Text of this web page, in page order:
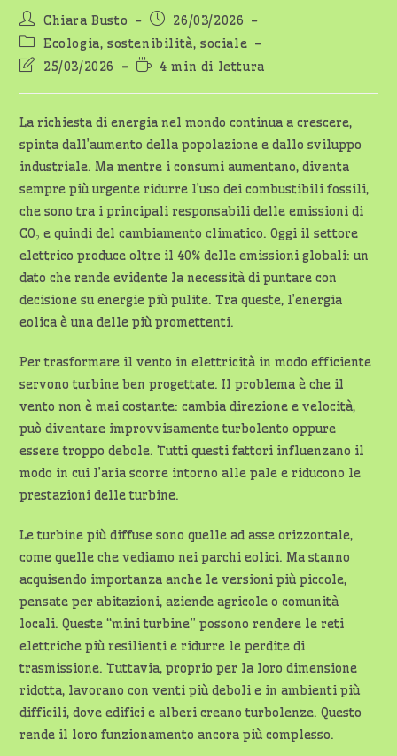
Autore
dell'articolo:
Chiara Busto
Articolo
pubblicato:
26/03/2026
Categoria
dell'articolo:
Ecologia, sostenibilità, sociale
Ultima
dell'articolo:
25/03/2026
Tempo
lettura:
4 min di lettura
La richiesta di energia nel mondo continua a crescere,
spinta dall’aumento della popolazione e dallo sviluppo
industriale. Ma mentre i consumi aumentano, diventa
sempre più urgente ridurre l’uso dei combustibili fossili,
che sono tra i principali responsabili delle emissioni di
CO₂ e quindi del cambiamento climatico. Oggi il settore
elettrico produce oltre il 40% delle emissioni globali: un
dato che rende evidente la necessità di puntare con
decisione su energie più pulite. Tra queste, l’energia
eolica è una delle più promettenti.
Per trasformare il vento in elettricità in modo efficiente
servono turbine ben progettate. Il problema è che il
vento non è mai costante: cambia direzione e velocità,
può diventare improvvisamente turbolento oppure
essere troppo debole. Tutti questi fattori influenzano il
modo in cui l’aria scorre intorno alle pale e riducono le
prestazioni delle turbine.
Le turbine più diffuse sono quelle ad asse orizzontale,
come quelle che vediamo nei parchi eolici. Ma stanno
acquisendo importanza anche le versioni più piccole,
pensate per abitazioni, aziende agricole o comunità
locali. Queste “mini turbine” possono rendere le reti
elettriche più resilienti e ridurre le perdite di
trasmissione. Tuttavia, proprio per la loro dimensione
ridotta, lavorano con venti più deboli e in ambienti più
difficili, dove edifici e alberi creano turbolenze. Questo
rende il loro funzionamento ancora più complesso.